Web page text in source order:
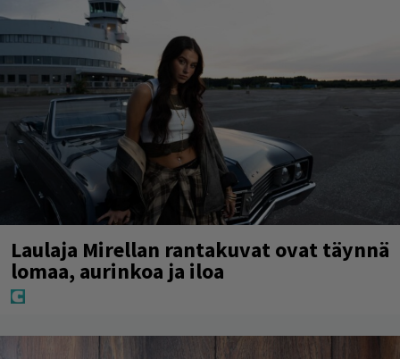
Laulaja Mirellan rantakuvat ovat täynnä
lomaa, aurinkoa ja iloa